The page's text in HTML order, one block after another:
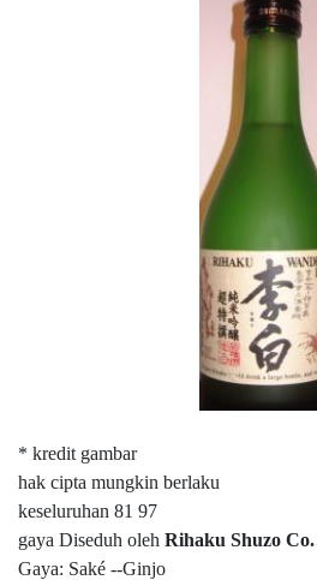
* kredit gambar
hak cipta mungkin berlaku
keseluruhan 81 97
gaya Diseduh oleh Rihaku Shuzo Co.
Gaya: Saké --Ginjo